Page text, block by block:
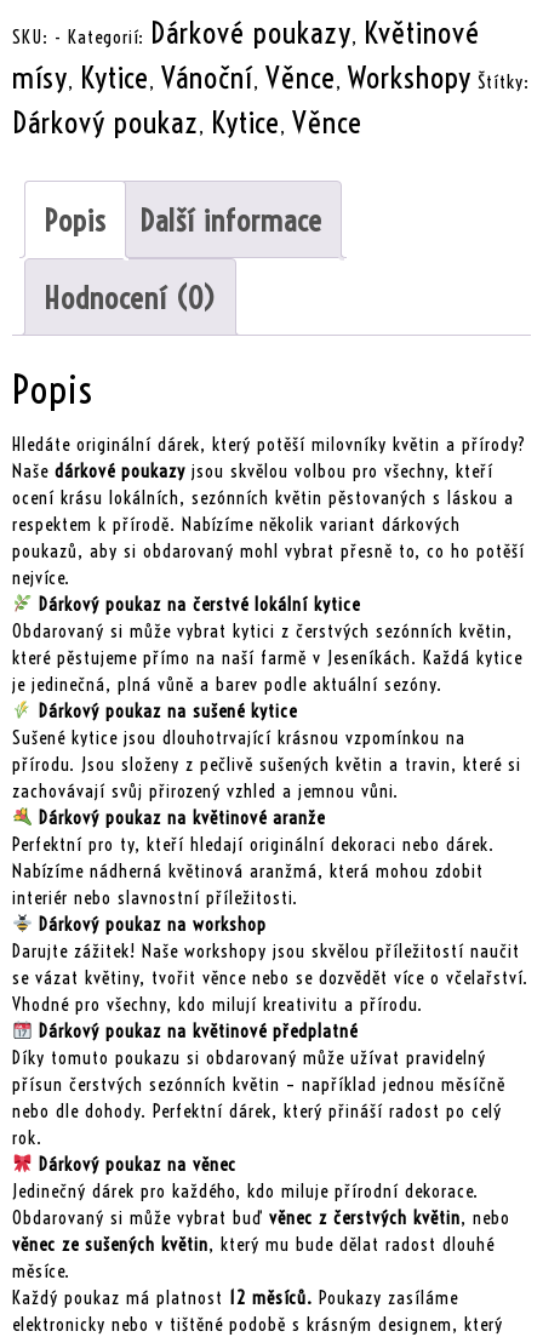
SKU: - Kategorií: Dárkové poukazy, Květinové
mísy, Kytice, Vánoční, Věnce, Workshopy Štítky:
Dárkový poukaz, Kytice, Věnce
Popis Další informace
Hodnocení (0)
Popis
Hledáte originální dárek, který potěší milovníky květin a přírody?
Naše dárkové poukazy jsou skvělou volbou pro všechny, kteří
ocení krásu lokálních, sezónních květin pěstovaných s láskou a
respektem k přírodě. Nabízíme několik variant dárkových
poukazů, aby si obdarovaný mohl vybrat přesně to, co ho potěší
nejvíce.
Dárkový poukaz na čerstvé lokální kytice
Obdarovaný si může vybrat kytici z čerstvých sezónních květin,
které pěstujeme přímo na naší farmě v Jeseníkách. Každá kytice
je jedinečná, plná vůně a barev podle aktuální sezóny.
Dárkový poukaz na sušené kytice
Sušené kytice jsou dlouhotrvající krásnou vzpomínkou na
přírodu. Jsou složeny z pečlivě sušených květin a travin, které si
zachovávají svůj přirozený vzhled a jemnou vůni.
Dárkový poukaz na květinové aranže
Perfektní pro ty, kteří hledají originální dekoraci nebo dárek.
Nabízíme nádherná květinová aranžmá, která mohou zdobit
interiér nebo slavnostní příležitosti.
Dárkový poukaz na workshop
Darujte zážitek! Naše workshopy jsou skvělou příležitostí naučit
se vázat květiny, tvořit věnce nebo se dozvědět více o včelařství.
Vhodné pro všechny, kdo milují kreativitu a přírodu.
Dárkový poukaz na květinové předplatné
Díky tomuto poukazu si obdarovaný může užívat pravidelný
přísun čerstvých sezónních květin – například jednou měsíčně
nebo dle dohody. Perfektní dárek, který přináší radost po celý
rok.
Dárkový poukaz na věnec
Jedinečný dárek pro každého, kdo miluje přírodní dekorace.
Obdarovaný si může vybrat buď věnec z čerstvých květin, nebo
věnec ze sušených květin, který mu bude dělat radost dlouhé
měsíce.
Každý poukaz má platnost 12 měsíců. Poukazy zasíláme
elektronicky nebo v tištěné podobě s krásným designem, který